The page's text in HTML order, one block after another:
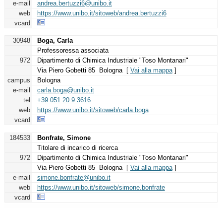
e-mail
andrea.bertuzzi6@unibo.it
web
https://www.unibo.it/sitoweb/andrea.bertuzzi6
vcard
30948
Boga, Carla
Professoressa associata
972
Dipartimento di Chimica Industriale "Toso Montanari"
Via Piero Gobetti 85 Bologna [ Vai alla mappa]
campus
Bologna
e-mail
carla.boga@unibo.it
tel
+39 051 20 9 3616
web
https://www.unibo.it/sitoweb/carla.boga
vcard
184533
Bonfrate, Simone
Titolare di incarico di ricerca
972
Dipartimento di Chimica Industriale "Toso Montanari"
Via Piero Gobetti 85 Bologna [ Vai alla mappa]
e-mail
simone.bonfrate@unibo.it
web
https://www.unibo.it/sitoweb/simone.bonfrate
vcard